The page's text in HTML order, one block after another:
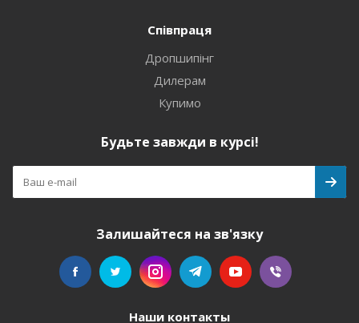
Співпраця
Дропшипінг
Дилерам
Купимо
Будьте завжди в курсі!
Залишайтеся на зв'язку
Наши контакты